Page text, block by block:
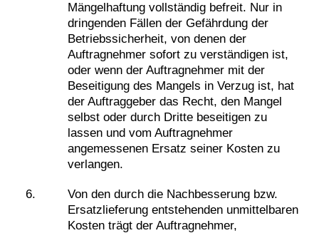
Mängelhaftung vollständig befreit. Nur in
dringenden Fällen der Gefährdung der
Betriebssicherheit, von denen der
Auftragnehmer sofort zu verständigen ist,
oder wenn der Auftragnehmer mit der
Beseitigung des Mangels in Verzug ist, hat
der Auftraggeber das Recht, den Mangel
selbst oder durch Dritte beseitigen zu
lassen und vom Auftragnehmer
angemessenen Ersatz seiner Kosten zu
verlangen.
Von den durch die Nachbesserung bzw.
Ersatzlieferung entstehenden unmittelbaren
Kosten trägt der Auftragnehmer,